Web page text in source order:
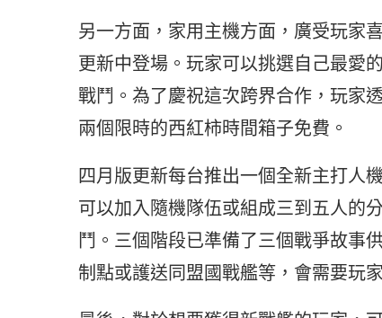
另一方面，家用主機方面，廣受玩家
更新中登場。玩家可以挑選自己最愛的
戰鬥。為了慶祝這次跨界合作，玩家
兩個限時的西紅柿時間箱子免費。
四月版更新每台推出一個全新主打人
可以加入隨機隊伍或組成三到五人的
鬥。三個階段已準備了三個戰爭故事
制點或護送同盟國戰艦等，會需要玩